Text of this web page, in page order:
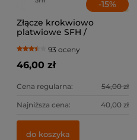
-15%
Złącze krokwiowo
platwiowe SFH /
93 oceny
46,00 zł
Cena regularna: 54,00 zł
Najniższa cena: 40,00 zł
do koszyka